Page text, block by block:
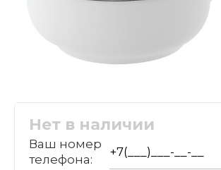
Нет в наличии
Ваш номер
телефона: